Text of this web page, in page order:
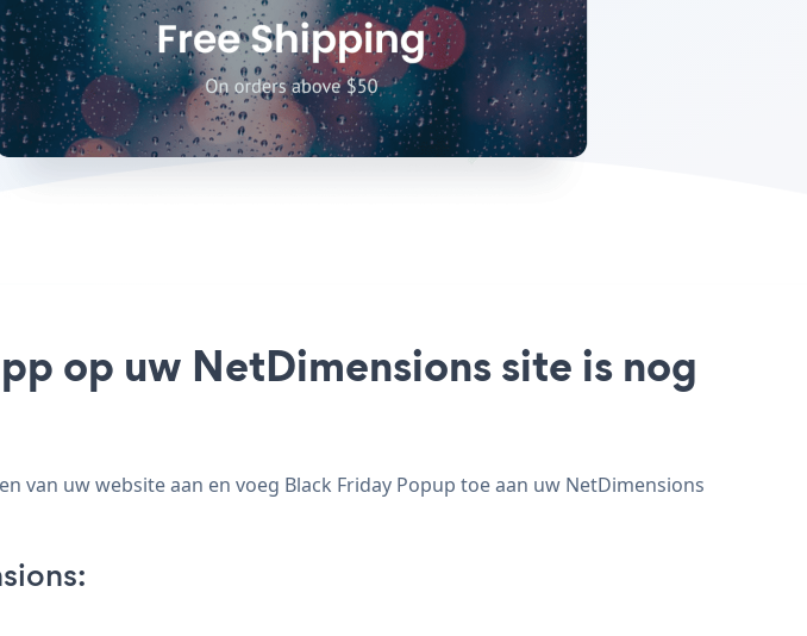
op uw NetDimensions site is nog
van uw website aan en voeg Black Friday Popup toe aan uw NetDimensions